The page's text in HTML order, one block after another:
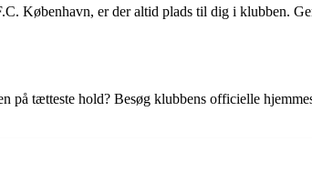
København, er der altid plads til dig i klubben.
på tætteste hold? Besøg klubbens officielle